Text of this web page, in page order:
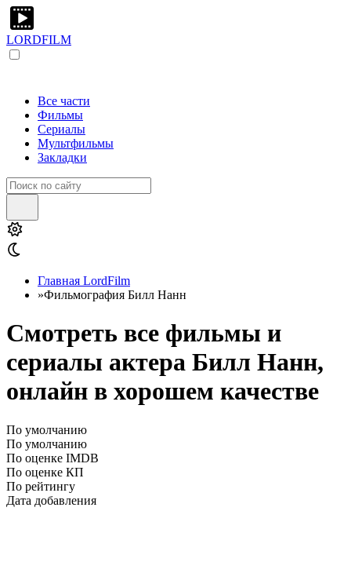
LORDFILM
Все части
Фильмы
Сериалы
Мультфильмы
Закладки
Главная LordFilm
»Фильмография Билл Нанн
Смотреть все фильмы и
сериалы актера Билл Нанн,
онлайн в хорошем качестве
По умолчанию
По умолчанию
По оценке IMDB
По оценке КП
По рейтингу
Дата добавления